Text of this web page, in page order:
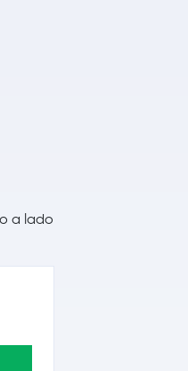
a lado